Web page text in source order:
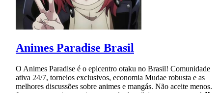
Animes Paradise Brasil
O Animes Paradise é o epicentro otaku no Brasil! Comunidade
ativa 24/7, torneios exclusivos, economia Mudae robusta e as
melhores discussões sobre animes e mangás. Não aceite menos.